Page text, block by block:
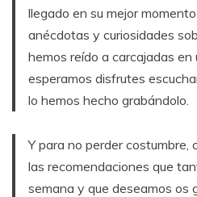
llegado en su mejor
anécdotas y curiosidades
hemos reído a carcajadas en
esperamos disfrutes
lo hemos hecho grabándolo.
Y para no perder costumbre,
las recomendaciones que
semana y que deseamos os